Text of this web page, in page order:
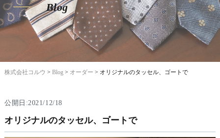
Blog
株式会社コルウ > Blog> オーダー > オリジナルのタッセル、ゴートで
公開日:2021/12/18
オリジナルのタッセル、ゴートで